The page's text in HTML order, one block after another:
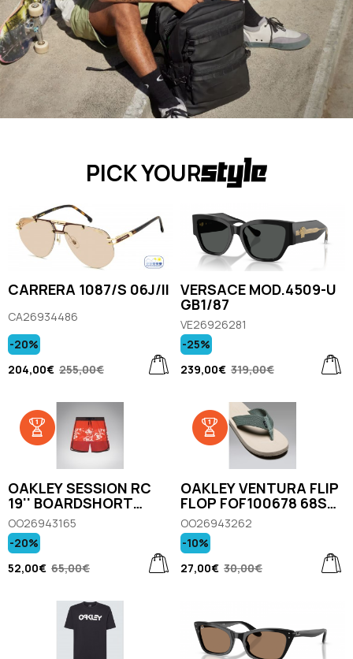
PICK YOUR
CARRERA 1087/S 06J/II
CA26934486
204,00€ 255,00€
-20%
VERSACE MOD.4509-U
GB1/87
VE26926281
239,00€ 319,00€
-25%
OAKLEY SESSION RC
19'' BOARDSHORT
FOA405404 7DA CAMO
HIBISCUS AV ORANGE
OO26943165
52,00€ 65,00€
-20%
OAKLEY VENTURA FLIP
FLOP FOF100678 68S
MIST
OO26943262
27,00€ 30,00€
-10%